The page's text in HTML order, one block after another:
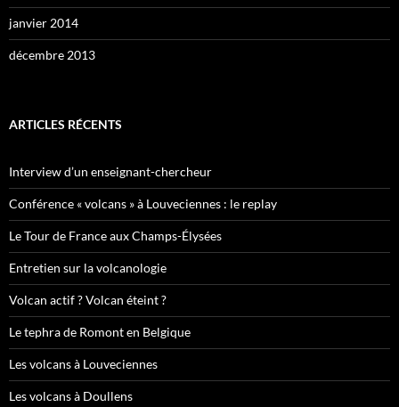
janvier 2014
décembre 2013
ARTICLES RÉCENTS
Interview d’un enseignant-chercheur
Conférence « volcans » à Louveciennes : le replay
Le Tour de France aux Champs-Élysées
Entretien sur la volcanologie
Volcan actif ? Volcan éteint ?
Le tephra de Romont en Belgique
Les volcans à Louveciennes
Les volcans à Doullens